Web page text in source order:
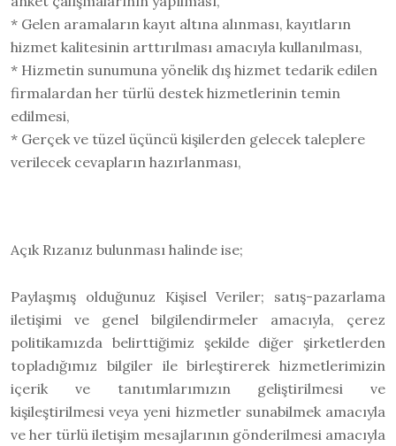
* Gelen aramaların kayıt altına alınması, kayıtların
hizmet kalitesinin arttırılması amacıyla kullanılması,
* Hizmetin sunumuna yönelik dış hizmet tedarik edilen
firmalardan her türlü destek hizmetlerinin temin
edilmesi,
* Gerçek ve tüzel üçüncü kişilerden gelecek taleplere
verilecek cevapların hazırlanması,
Açık Rızanız bulunması halinde ise;
Paylaşmış olduğunuz Kişisel Veriler; satış-pazarlama
iletişimi ve genel bilgilendirmeler amacıyla, çerez
politikamızda belirttiğimiz şekilde diğer şirketlerden
topladığımız bilgiler ile birleştirerek hizmetlerimizin
içerik ve tanıtımlarımızın geliştirilmesi ve
kişileştirilmesi veya yeni hizmetler sunabilmek amacıyla
ve her türlü iletişim mesajlarının gönderilmesi amacıyla